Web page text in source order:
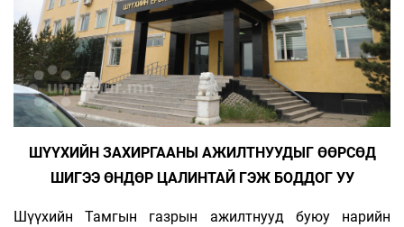
ШҮҮХИЙН ЗАХИРГААНЫ АЖИЛТНУУДЫГ ӨӨРСӨД
ШИГЭЭ ӨНДӨР ЦАЛИНТАЙ ГЭЖ БОДДОГ УУ
Шүүхийн Тамгын газрын ажилтнууд буюу нарийн